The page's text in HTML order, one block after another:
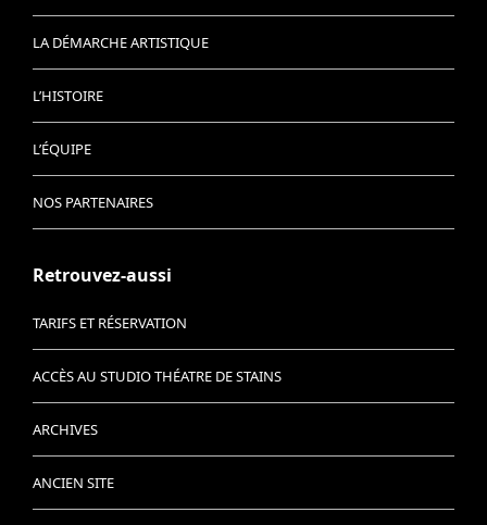
LA DÉMARCHE ARTISTIQUE
L’HISTOIRE
L’ÉQUIPE
NOS PARTENAIRES
Retrouvez-aussi
TARIFS ET RÉSERVATION
ACCÈS AU STUDIO THÉATRE DE STAINS
ARCHIVES
ANCIEN SITE